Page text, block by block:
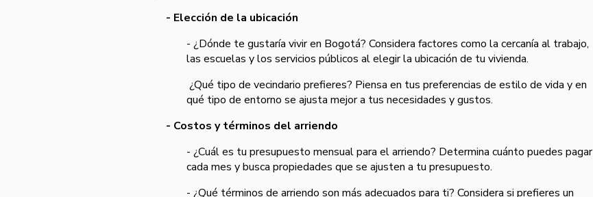
- Elección de la ubicación
- ¿Dónde te gustaría vivir en Bogotá? Considera factores como la cercanía al trabajo,
las escuelas y los servicios públicos al elegir la ubicación de tu vivienda.
¿Qué tipo de vecindario prefieres? Piensa en tus preferencias de estilo de vida y en
qué tipo de entorno se ajusta mejor a tus necesidades y gustos.
- Costos y términos del arriendo
- ¿Cuál es tu presupuesto mensual para el arriendo? Determina cuánto puedes pagar
cada mes y busca propiedades que se ajusten a tu presupuesto.
- ¿Qué términos de arriendo son más adecuados para ti? Considera si prefieres un